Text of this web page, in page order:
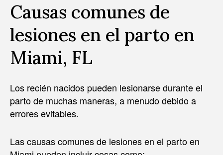
Causas comunes de
lesiones en el parto en
Miami, FL
Los recién nacidos pueden lesionarse durante el
parto de muchas maneras, a menudo debido a
errores evitables.
Las causas comunes de lesiones en el parto en